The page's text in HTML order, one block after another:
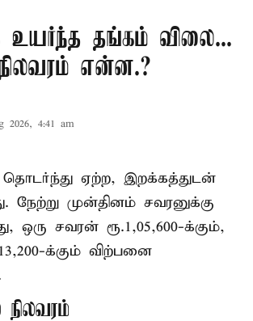
உயர்ந்த தங்கம் விலை...
என்ன.?
2026, 4:41 am
ஏற்ற, இறக்கத்துடன்
நேற்று முன்தினம் சவரனுக்கு
ஒரு சவரன் ரூ.1,05,600-க்கும்,
க்கும் விற்பனை